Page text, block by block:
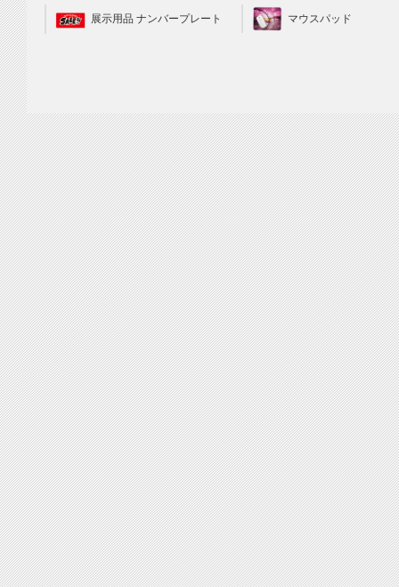
展示用品 ナンバープレート マウスパッド